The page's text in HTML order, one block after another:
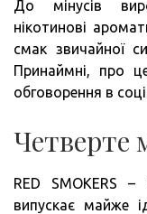
До мінусів
нікотинові
смак звичайної
Принаймні, про
обговорення в
Четверте
RED SMOKERS
випускає майже